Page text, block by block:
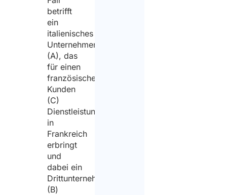
betrifft
ein
italienisches
Unternehmen
(A), das
für einen
französischen
Kunden
(C)
Dienstleistungen
in
Frankreich
erbringt
und
dabei ein
Drittunternehmen
(B)